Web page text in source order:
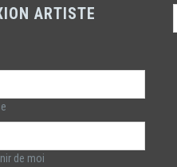
ARTISTE
de moi